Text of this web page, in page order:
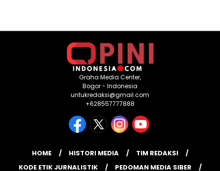
Graha Media Center,
Bogor - Indonesia
untukredaksi@gmail.com
+628557777888
HOME HISTORI MEDIA
TIM REDAKSI
KODE ETIK JURNALISTIK
PEDOMAN MEDIA SIBER